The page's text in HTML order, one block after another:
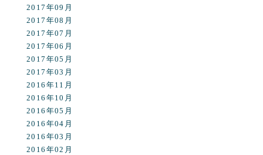
2017年09月
2017年08月
2017年07月
2017年06月
2017年05月
2017年03月
2016年11月
2016年10月
2016年05月
2016年04月
2016年03月
2016年02月